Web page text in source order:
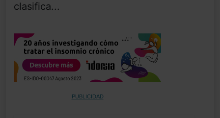
clasifica...
PUBLICIDAD